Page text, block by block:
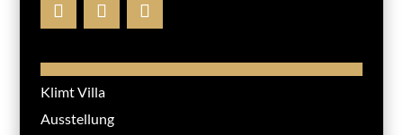
Klimt Villa
Ausstellung